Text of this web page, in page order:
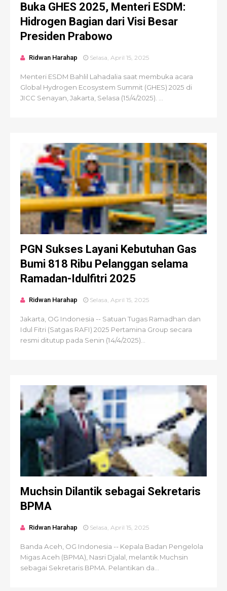
Buka GHES 2025, Menteri ESDM:
Hidrogen Bagian dari Visi Besar
Presiden Prabowo
Ridwan Harahap Selasa, April 15, 2025
Menteri ESDM Bahlil Lahadalia saat membuka acara
Global Hydrogen Ecosystem Summit (GHES) 2025 di
JICC Senayan, Jakarta, Selasa (15/4/2025). ...
PGN Sukses Layani Kebutuhan Gas
Bumi 818 Ribu Pelanggan selama
Ramadan-Idulfitri 2025
Ridwan Harahap Selasa, April 15, 2025
Jakarta, OG Indonesia -- Satuan Tugas Ramadhan dan
Idul Fitri (Satgas RAFI) 2025 Pertamina Group secara
resmi ditutup pada Senin (14/4/2025)...
Muchsin Dilantik sebagai Sekretaris
BPMA
Ridwan Harahap Selasa, April 15, 2025
Banda Aceh, OG Indonesia -- Kepala Badan Pengelola
Migas Aceh (BPMA), Nasri Djalal, melantik Muchsin
sebagai Sekretaris BPMA. Pelantikan da...